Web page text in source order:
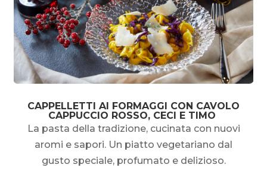
CAPPELLETTI AI FORMAGGI CON CAVOLO
CAPPUCCIO ROSSO, CECI E TIMO
La pasta della tradizione, cucinata con nuovi
aromi e sapori. Un piatto vegetariano dal
gusto speciale, profumato e delizioso.